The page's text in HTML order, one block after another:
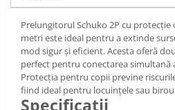
Prelungitorul Schuko 2P cu protecție
metri este ideal pentru a extinde
mod sigur și eficient. Acesta oferă
perfect pentru conectarea simultană
Protecția pentru copii previne
fiind ideal pentru locuințele sau
Specificații